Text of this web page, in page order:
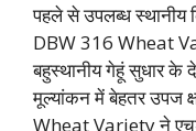
पहले से उपलब्ध स्थानीय
DBW 316 Wheat
बहुस्थानीय गेहूं सुधार के
मूल्यांकन में बेहतर उपज
Wheat Variety ने